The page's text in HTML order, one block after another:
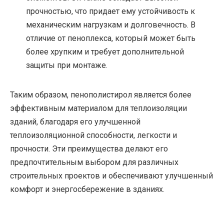
прочностью, что придает ему устойчивость к
механическим нагрузкам и долговечность. В
отличие от пеноплекса, который может быть
более хрупким и требует дополнительной
защиты при монтаже.
Таким образом, пенополистирол является более
эффективным материалом для теплоизоляции
зданий, благодаря его улучшенной
теплоизоляционной способности, легкости и
прочности. Эти преимущества делают его
предпочтительным выбором для различных
строительных проектов и обеспечивают улучшенный
комфорт и энергосбережение в зданиях.